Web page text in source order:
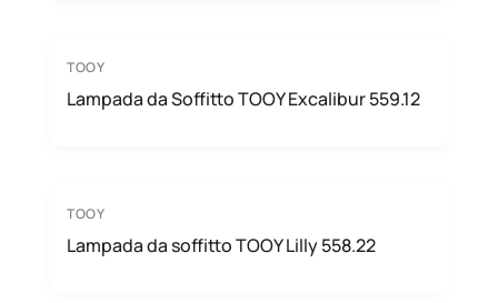
TOOY
Lampada da Soffitto TOOY Excalibur 559.12
TOOY
Lampada da soffitto TOOY Lilly 558.22